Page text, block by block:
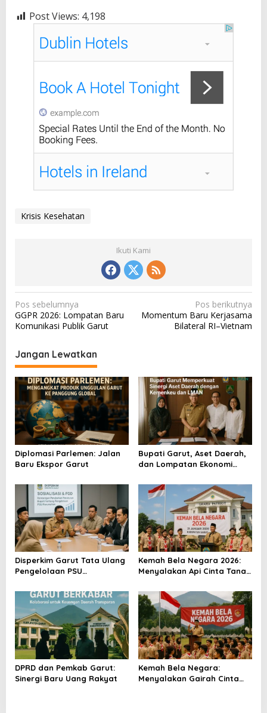
Post Views: 4,198
Krisis Kesehatan
Ikuti Kami
N
a
i
g
a
s
i
p
o
s
Pos sebelumnya
GGPR 2026: Lompatan Baru
Komunikasi Publik Garut
Pos berikutnya
Momentum Baru Kerjasama
Bilateral RI–Vietnam
Jangan Lewatkan
Diplomasi Parlemen: Jalan
Baru Ekspor Garut
Bupati Garut, Aset Daerah,
dan Lompatan Ekonomi
Disperkim Garut Tata Ulang
Pengelolaan PSU
Kemah Bela Negara 2026:
Menyalakan Api Cinta Tanah
DPRD dan Pemkab Garut:
Sinergi Baru Uang Rakyat
Kemah Bela Negara:
Menyalakan Gairah Cinta